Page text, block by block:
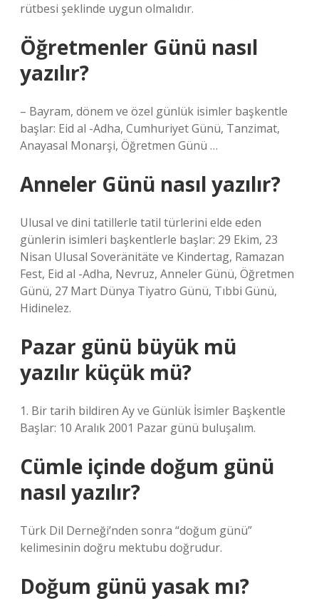
rütbesi şeklinde uygun olmalıdır.
Öğretmenler Günü nasıl
yazılır?
– Bayram, dönem ve özel günlük isimler başkentle
başlar: Eid al -Adha, Cumhuriyet Günü, Tanzimat,
Anayasal Monarşi, Öğretmen Günü …
Anneler Günü nasıl yazılır?
Ulusal ve dini tatillerle tatil türlerini elde eden
günlerin isimleri başkentlerle başlar: 29 Ekim, 23
Nisan Ulusal Soveränitäte ve Kindertag, Ramazan
Fest, Eid al -Adha, Nevruz, Anneler Günü, Öğretmen
Günü, 27 Mart Dünya Tiyatro Günü, Tıbbi Günü,
Hidinelez.
Pazar günü büyük mü
yazılır küçük mü?
1. Bir tarih bildiren Ay ve Günlük İsimler Başkentle
Başlar: 10 Aralık 2001 Pazar günü buluşalım.
Cümle içinde doğum günü
nasıl yazılır?
Türk Dil Derneği’nden sonra “doğum günü”
kelimesinin doğru mektubu doğrudur.
Doğum günü yasak mı?